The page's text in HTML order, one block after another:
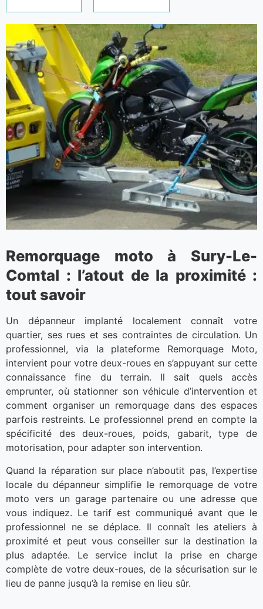
Remorquage moto à Sury-Le-
Comtal : l’atout de la proximité :
tout savoir
Un dépanneur implanté localement connaît votre
quartier, ses rues et ses contraintes de circulation. Un
professionnel, via la plateforme Remorquage Moto,
intervient pour votre deux-roues en s’appuyant sur cette
connaissance fine du terrain. Il sait quels accès
emprunter, où stationner son véhicule d’intervention et
comment organiser un remorquage dans des espaces
parfois restreints. Le professionnel prend en compte la
spécificité des deux-roues, poids, gabarit, type de
motorisation, pour adapter son intervention.
Quand la réparation sur place n’aboutit pas, l’expertise
locale du dépanneur simplifie le remorquage de votre
moto vers un garage partenaire ou une adresse que
vous indiquez. Le tarif est communiqué avant que le
professionnel ne se déplace. Il connaît les ateliers à
proximité et peut vous conseiller sur la destination la
plus adaptée. Le service inclut la prise en charge
complète de votre deux-roues, de la sécurisation sur le
lieu de panne jusqu’à la remise en lieu sûr.